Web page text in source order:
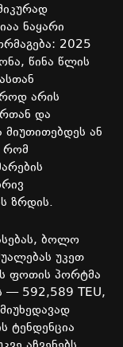
ნაყარი
: 2025
, წინა წლის
არის
და
მიუთითებდეს ან
რომ
ზრდის.
, ბოლო
უკეთ
ფოთის პორტმა
— 592,589 TEU,
მიუხედავად
ტენდენცია